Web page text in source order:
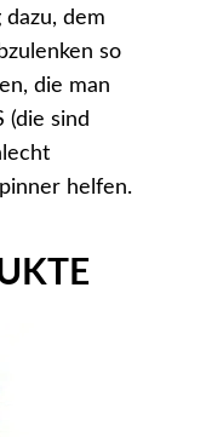
dazu, dem
so
die man
(die sind
helfen.